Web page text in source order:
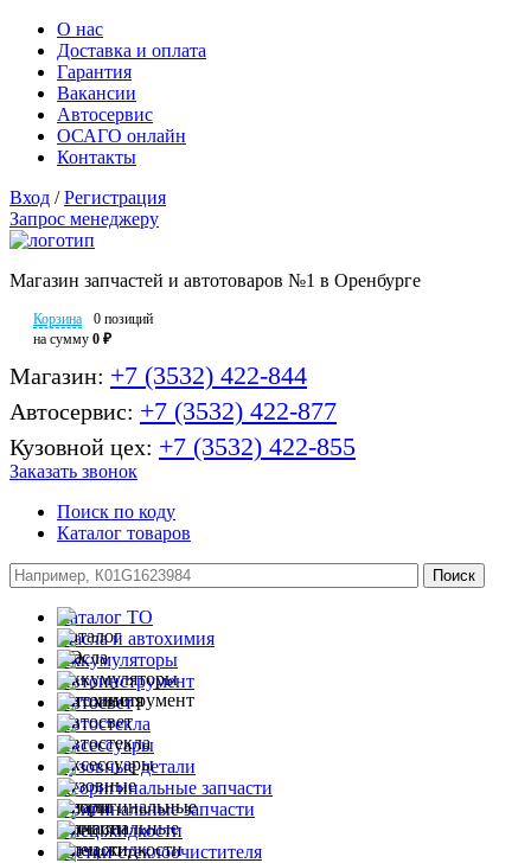
О нас
Доставка и оплата
Гарантия
Вакансии
Автосервис
ОСАГО онлайн
Контакты
Вход / Регистрация
Запрос менеджеру
Магазин запчастей и автотоваров №1 в Оренбурге
Корзина
0 позиций
на сумму 0 ₽
Магазин: +7 (3532) 422-844
Автосервис: +7 (3532) 422-877
Кузовной цех: +7 (3532) 422-855
Заказать звонок
Поиск по коду
Каталог товаров
Каталог ТО
Масла и автохимия
Аккумуляторы
Автоинструмент
Автосвет
Автостекла
Аксессуары
Кузовные детали
Неоригинальные запчасти
Оригинальные запчасти
Спец.жидкости
Щетки стеклоочистителя